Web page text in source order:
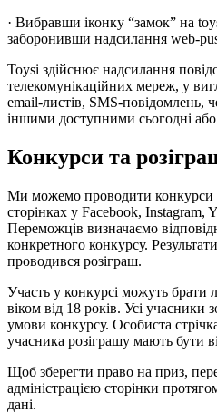
· Вибравши іконку “замок” на
заборонивши надсилання web-
Toysi здійснює надсилання
телекомунікаційних мереж, у
email-листів, SMS-повідомлень,
іншими доступними сьогодні
Конкурси та
Ми можемо проводити конкурси
сторінках у Facebook, Instagram,
Переможців визначаємо
конкретного конкурсу.
проводився розіграш.
Участь у конкурсі можуть брати
віком від 18 років. Усі учасники
умови конкурсу. Особиста
учасника розіграшу мають бути
Щоб зберегти право на приз,
адміністрацією сторінки
дані.